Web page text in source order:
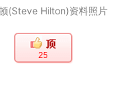
(Steve Hilton)资料照片
25